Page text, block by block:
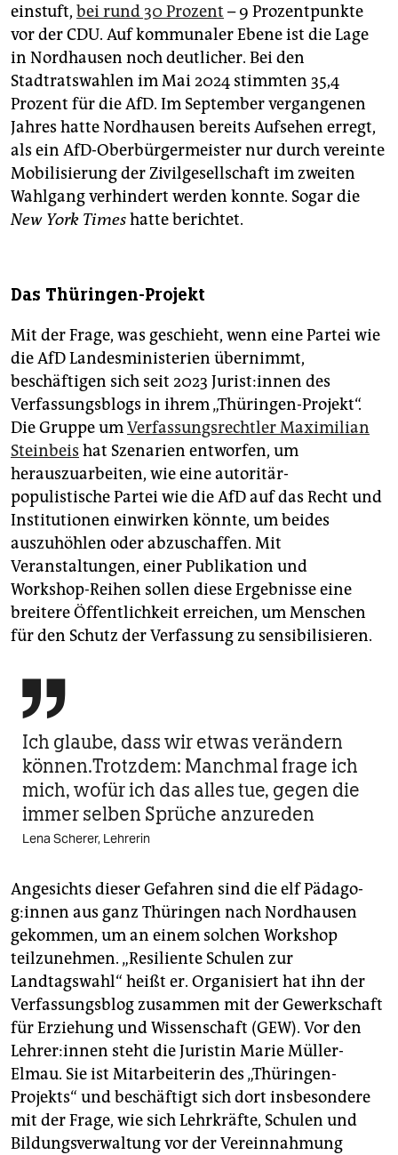
einstuft, bei rund 30 Prozent – 9 Prozentpunkte
vor der CDU. Auf kommunaler Ebene ist die Lage
in Nordhausen noch deutlicher. Bei den
Stadtratswahlen im Mai 2024 stimmten 35,4
Prozent für die AfD. Im September vergangenen
Jahres hatte Nordhausen bereits Aufsehen erregt,
als ein AfD-Oberbürgermeister nur durch vereinte
Mobilisierung der Zivilgesellschaft im zweiten
Wahlgang verhindert werden konnte. Sogar die
New York Timeshatte berichtet.
Das Thüringen-Projekt
Mit der Frage, was geschieht, wenn eine Partei wie
die AfD Landesministerien übernimmt,
beschäftigen sich seit 2023 Ju­ris­t:in­nen des
Verfassungsblogs in ihrem „Thüringen-Projekt“.
Die Gruppe umVerfassungsrechtler Maximilian
Steinbeis hat Szenarien entworfen, um
herauszuarbeiten, wie eine autoritär-
populistische Partei wie die AfD auf das Recht und
Institutionen einwirken könnte, um beides
auszuhöhlen oder abzuschaffen. Mit
Veranstaltungen, einer Publikation und
Workshop-Reihen sollen diese Ergebnisse eine
breitere Öffentlichkeit erreichen, um Menschen
für den Schutz der Verfassung zu sensibilisieren.

Ich glaube, dass wir etwas verändern
können.Trotzdem: Manchmal frage ich
mich, wofür ich das alles tue, gegen die
immer selben Sprüche anzureden
Lena Scherer, Lehrerin
Angesichts dieser Gefahren sind die elf Päd­ago­
g:in­nen aus ganz Thüringen nach Nordhausen
gekommen, um an einem solchen Workshop
teilzunehmen. „Resiliente Schulen zur
Landtagswahl“ heißt er. Organisiert hat ihn der
Verfassungsblog zusammen mit der Gewerkschaft
für Erziehung und Wissenschaft (GEW). Vor den
Leh­re­r:in­nen steht die Juristin Marie Müller-
Elmau. Sie ist Mitarbeiterin des „Thüringen-
Projekts“ und beschäftigt sich dort insbesondere
mit der Frage, wie sich Lehrkräfte, Schulen und
Bildungsverwaltung vor der Vereinnahmung